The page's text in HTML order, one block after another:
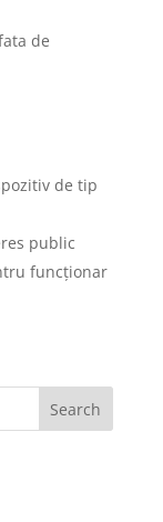
de
de tip
public
funcționar